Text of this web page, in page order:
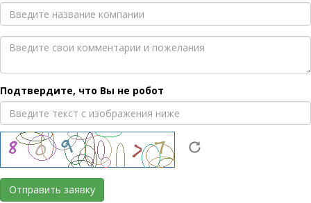
Подтвердите, что Вы не робот
Отправить заявку